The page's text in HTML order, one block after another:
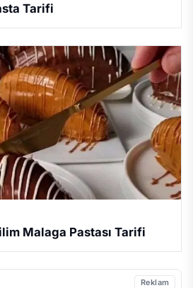
Tarifi
Malaga Pastası Tarifi
Reklam